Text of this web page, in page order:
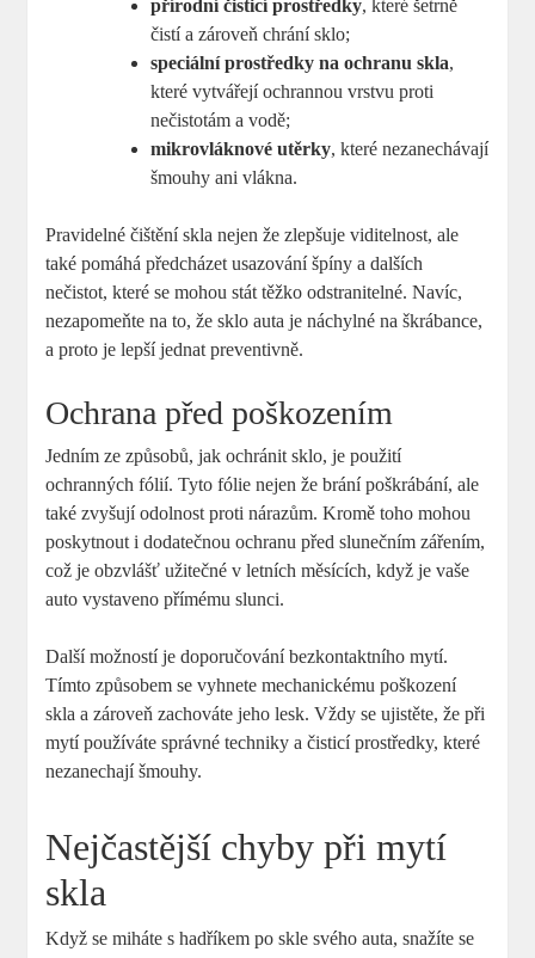
přírodní čisticí prostředky, které šetrně
čistí a zároveň chrání sklo;
speciální prostředky na ochranu skla,
které vytvářejí ochrannou vrstvu proti
nečistotám a vodě;
mikrovláknové utěrky, které nezanechávají
šmouhy ani vlákna.
Pravidelné čištění skla nejen že zlepšuje viditelnost, ale
také pomáhá předcházet usazování špíny a dalších
nečistot, které se mohou stát těžko odstranitelné. Navíc,
nezapomeňte na to, že sklo auta je náchylné na škrábance,
a proto je lepší jednat preventivně.
Ochrana před poškozením
Jedním ze způsobů, jak ochránit sklo, je použití
ochranných fólií. Tyto fólie nejen že brání poškrábání, ale
také zvyšují odolnost proti nárazům. Kromě toho mohou
poskytnout i dodatečnou ochranu před slunečním zářením,
což je obzvlášť užitečné v letních měsících, když je vaše
auto vystaveno přímému slunci.
Další možností je doporučování bezkontaktního mytí.
Tímto způsobem se vyhnete mechanickému poškození
skla a zároveň zachováte jeho lesk. Vždy se ujistěte, že při
mytí používáte správné techniky a čisticí prostředky, které
nezanechají šmouhy.
Nejčastější chyby při mytí
skla
Když se miháte s hadříkem po skle svého auta, snažíte se